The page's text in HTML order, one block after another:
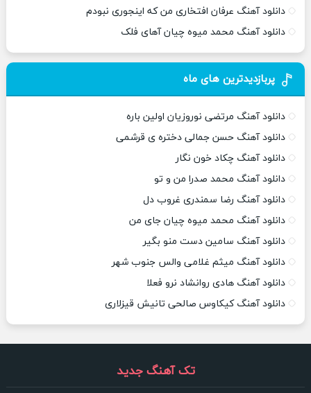
دانلود آهنگ عرفان افتخاری من که اینجوری نبودم
دانلود آهنگ محمد میوه چیان آهای فلک
پربازدیدترین های ماه
دانلود آهنگ مرتضی نوروزیان اولین باره
دانلود آهنگ حسن جمالی دختره ی قرشمی
دانلود آهنگ چکاد خون نگار
دانلود آهنگ محمد صدرا من و تو
دانلود آهنگ رضا سمندری غروب دل
دانلود آهنگ محمد میوه چیان جای من
دانلود آهنگ سامین دست منو بگیر
دانلود آهنگ میثم غلامی والس جنوب شهر
دانلود آهنگ هادی روانشاد نرو فعلا
دانلود آهنگ کیکاوس صالحی تانیش قیزلاری
تک آهنگ جدید